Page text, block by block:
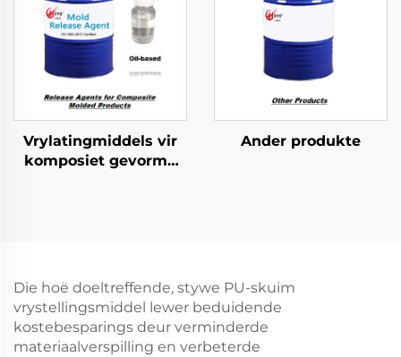
Vrylatingmiddels vir
komposiet gevorme
Ander produkte
Die hoë doeltreffende, stywe PU-skuim
vrystellingsmiddel lewer beduidende
kostebesparings deur verminderde
materiaalverspilling en verbeterde